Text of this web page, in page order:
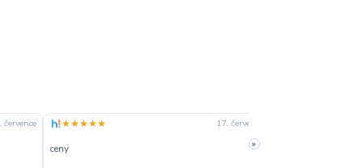
července ★★★★★ 17. července
ceny »